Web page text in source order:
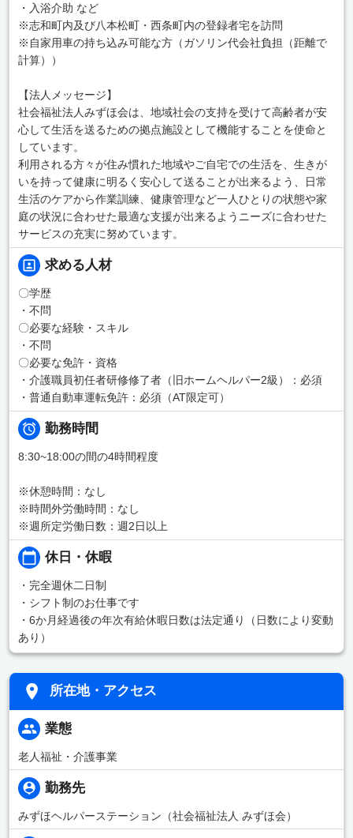
・入浴介助 など
※志和町内及び八本松町・西条町内の登録者宅を訪問
※自家用車の持ち込み可能な方（ガソリン代会社負担（距離で
計算））
【法人メッセージ】
社会福祉法人みずほ会は、地域社会の支持を受けて高齢者が安
心して生活を送るための拠点施設として機能することを使命と
しています。
利用される方々が住み慣れた地域やご自宅での生活を、生きが
いを持って健康に明るく安心して送ることが出来るよう、日常
生活のケアから作業訓練、健康管理など一人ひとりの状態や家
庭の状況に合わせた最適な支援が出来るようニーズに合わせた
サービスの充実に努めています。
求める人材
〇学歴
・不問
〇必要な経験・スキル
・不問
〇必要な免許・資格
・介護職員初任者研修修了者（旧ホームヘルパー2級）：必須
・普通自動車運転免許：必須（AT限定可）
勤務時間
8:30~18:00の間の4時間程度
※休憩時間：なし
※時間外労働時間：なし
※週所定労働日数：週2日以上
休日・休暇
・完全週休二日制
・シフト制のお仕事です
・6か月経過後の年次有給休暇日数は法定通り（日数により変動
あり）
所在地・アクセス
業態
老人福祉・介護事業
勤務先
みずほヘルパーステーション（社会福祉法人 みずほ会）